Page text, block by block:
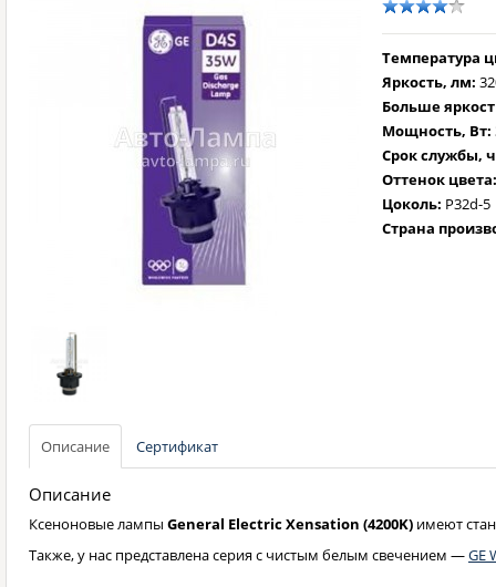
Температура
Яркость, лм:
Больше
Мощность, Вт:
Срок службы,
Оттенок
Цоколь: P32d-5
Страна
Описание Сертификат
Описание
Ксеноновые лампы General Electric Xensation (4200K) имеют
Также, у нас представлена серия с чистым белым свечением —GE